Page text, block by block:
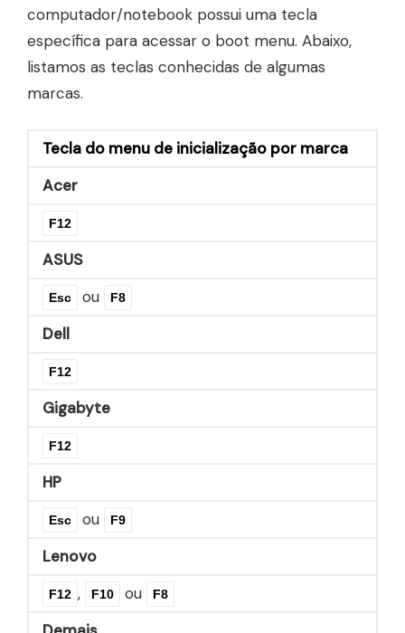
computador/notebook possui uma tecla
específica para acessar o boot menu. Abaixo,
listamos as teclas conhecidas de algumas
marcas.
Tecla do menu de inicialização por marca
Acer
F12
ASUS
Esc ou F8
Dell
F12
Gigabyte
F12
HP
Esc ou F9
Lenovo
F12 , F10 ou F8